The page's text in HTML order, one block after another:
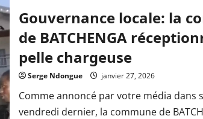
Gouvernance locale: la
de BATCHENGA
pelle chargeuse
Serge Ndongue janvier 27, 2026
Comme annoncé par votre média dans
vendredi dernier, la commune de